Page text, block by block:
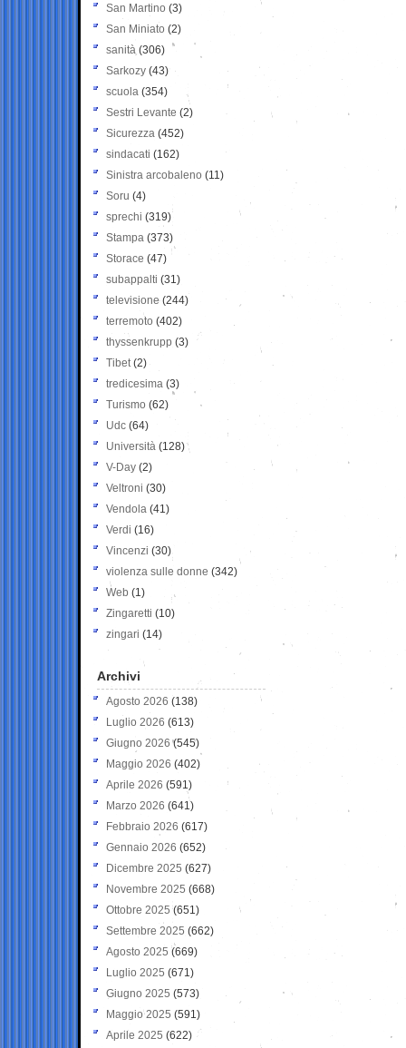
San Martino (3)
San Miniato (2)
sanità (306)
Sarkozy (43)
scuola (354)
Sestri Levante (2)
Sicurezza (452)
sindacati (162)
Sinistra arcobaleno (11)
Soru (4)
sprechi (319)
Stampa (373)
Storace (47)
subappalti (31)
televisione(244)
terremoto (402)
thyssenkrupp (3)
Tibet(2)
tredicesima (3)
Turismo (62)
Udc (64)
Università (128)
V-Day (2)
Veltroni (30)
Vendola (41)
Verdi (16)
Vincenzi (30)
violenza sulle donne (342)
Web (1)
Zingaretti (10)
zingari (14)
Archivi
Agosto 2026 (138)
Luglio 2026 (613)
Giugno 2026 (545)
Maggio 2026 (402)
Aprile 2026 (591)
Marzo 2026 (641)
Febbraio 2026 (617)
Gennaio 2026 (652)
Dicembre 2025 (627)
Novembre 2025 (668)
Ottobre 2025 (651)
Settembre 2025 (662)
Agosto 2025 (669)
Luglio 2025 (671)
Giugno 2025 (573)
Maggio 2025 (591)
Aprile 2025 (622)